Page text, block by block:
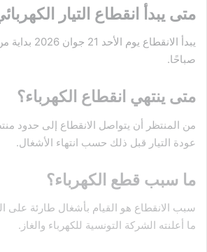
متى يبدأ انقطاع التيار
يبدأ الانقطاع
صباحًا.
متى ينتهي انقطاع الكهرباء؟
من المنتظر أن يتواصل الانقطاع إلى حدود
عودة التيار قبل ذلك حسب انتهاء الأشغال.
ما سبب قطع الكهرباء؟
سبب الانقطاع هو القيام بأشغال طارئة على
ما أعلنته الشركة التونسية للكهرباء والغاز.